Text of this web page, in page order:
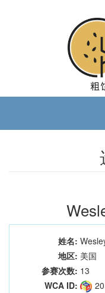
姓名:
地区: 美国
参赛次数: 13
WCA ID: